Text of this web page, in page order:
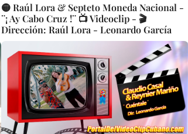
🟡 Raúl Lora & Septeto Moneda Nacional -
¨¡ Ay Cabo Cruz !¨ 📺 Videoclip - 🎬
Dirección: Raúl Lora - Leonardo García